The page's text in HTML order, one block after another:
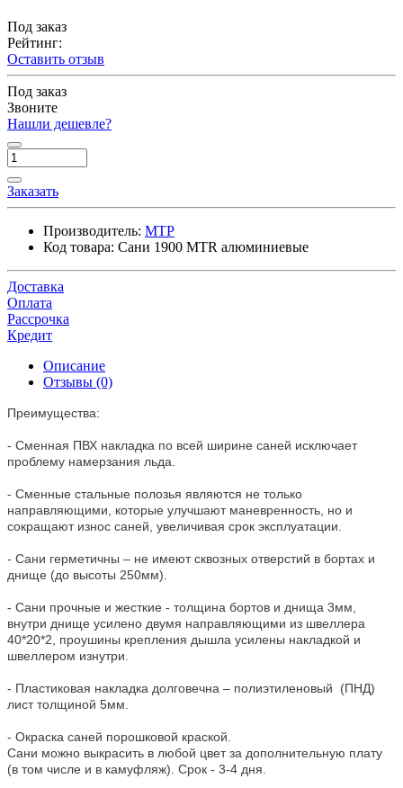
Под заказ
Рейтинг:
Оставить отзыв
Под заказ
Звоните
Нашли дешевле?
Заказать
Производитель: МТР
Код товара: Сани 1900 MTR алюминиевые
Доставка
Оплата
Рассрочка
Кредит
Описание
Отзывы (0)
Преимущества:
- Сменная ПВХ накладка по всей ширине саней исключает
проблему намерзания льда.
- Сменные стальные полозья являются не только
направляющими, которые улучшают маневренность, но и
сокращают износ саней, увеличивая срок эксплуатации.
- Сани герметичны – не имеют сквозных отверстий в бортах и
днище (до высоты 250мм).
- Сани прочные и жесткие - толщина бортов и днища 3мм,
внутри днище усилено двумя направляющими из швеллера
40*20*2, проушины крепления дышла усилены накладкой и
швеллером изнутри.
- Пластиковая накладка долговечна – полиэтиленовый (ПНД)
лист толщиной 5мм.
- Окраска саней порошковой краской.
Сани можно выкрасить в любой цвет за дополнительную плату
(в том числе и в камуфляж). Срок - 3-4 дня.